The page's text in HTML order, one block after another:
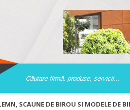
SCAUNE DE BIROU SI MODELE DE